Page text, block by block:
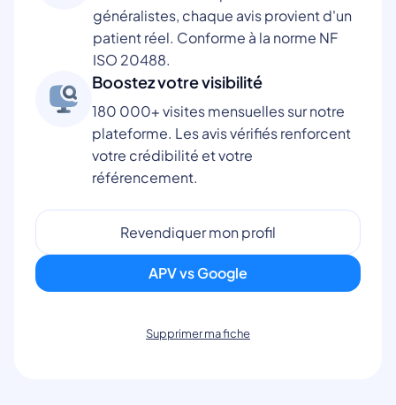
généralistes, chaque avis provient d'un
patient réel. Conforme à la norme NF
ISO 20488.
Boostez votre visibilité
180 000+ visites mensuelles sur notre
plateforme. Les avis vérifiés renforcent
votre crédibilité et votre
référencement.
Revendiquer mon profil
APV vs Google
Supprimer ma fiche